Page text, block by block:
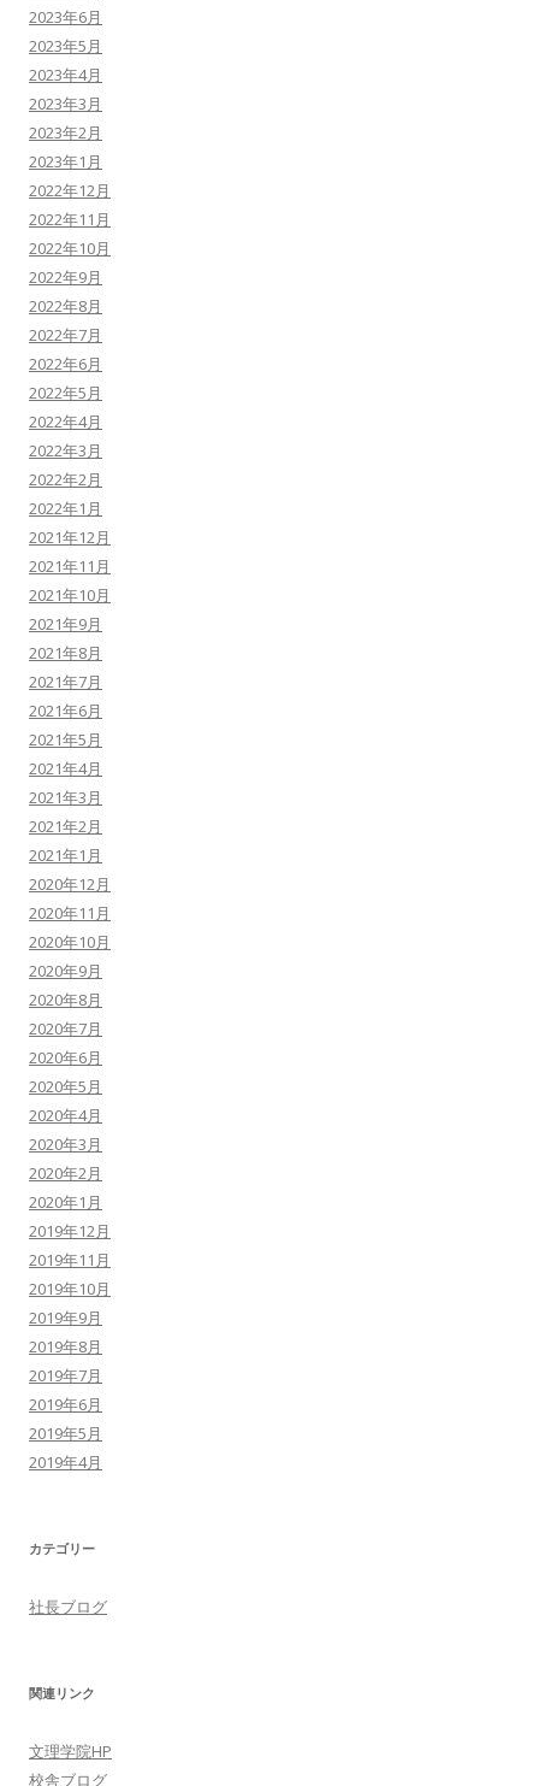
2023年6月
2023年5月
2023年4月
2023年3月
2023年2月
2023年1月
2022年12月
2022年11月
2022年10月
2022年9月
2022年8月
2022年7月
2022年6月
2022年5月
2022年4月
2022年3月
2022年2月
2022年1月
2021年12月
2021年11月
2021年10月
2021年9月
2021年8月
2021年7月
2021年6月
2021年5月
2021年4月
2021年3月
2021年2月
2021年1月
2020年12月
2020年11月
2020年10月
2020年9月
2020年8月
2020年7月
2020年6月
2020年5月
2020年4月
2020年3月
2020年2月
2020年1月
2019年12月
2019年11月
2019年10月
2019年9月
2019年8月
2019年7月
2019年6月
2019年5月
2019年4月
カテゴリー
社長ブログ
関連リンク
文理学院HP
校舎ブログ